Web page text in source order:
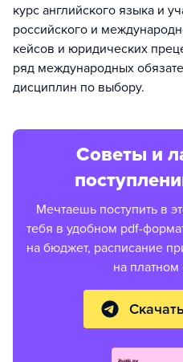
курс английского языка и
российского и
кейсов и юридических
ряд международных
дисциплин по выбору.
Советы и
Мечтаешь поступить в
тебя в удобном pdf-
на бюджет, расписание
на платном